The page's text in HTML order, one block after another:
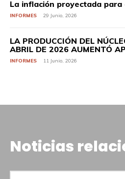
La inflación proyectada
INFORMES 29 Junio, 2026
LA PRODUCCIÓN DEL
ABRIL DE 2026 AUMENTÓ
INFORMES 11 Junio, 2026
Noticias